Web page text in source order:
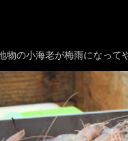
物の小海老が梅雨になって